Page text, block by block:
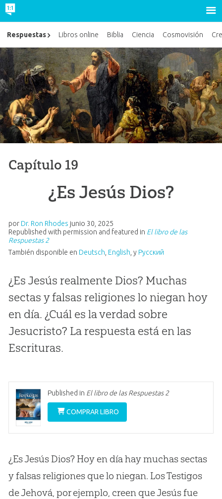
Capítulo 19
¿Es Jesús Dios?
por Dr. Ron Rhodes junio 30, 2025
Republished with permission and featured in El libro de las
Respuestas 2
También disponible en Deutsch English , y Pусский
¿Es Jesús realmente Dios? Muchas
sectas y falsas religiones lo niegan hoy
en día. ¿Cuál es la verdad sobre
Jesucristo? La respuesta está en las
Escrituras.
Published in El libro de las Respuestas 2
COMPRAR LIBRO
¿Es Jesús Dios? Hoy en día hay muchas sectas
y falsas religiones que lo niegan. Los Testigos
de Jehová, por ejemplo, creen que Jesús fue
Respuestas Libros online Biblia Ciencia Cosmovisión